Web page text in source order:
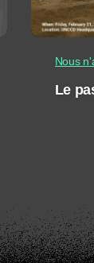
Nous
Le